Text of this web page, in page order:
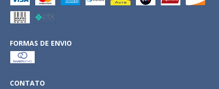
FORMAS DE ENVIO
CONTATO